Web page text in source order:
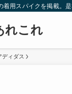
着用スパイクを掲載。
れこれ
ディダス